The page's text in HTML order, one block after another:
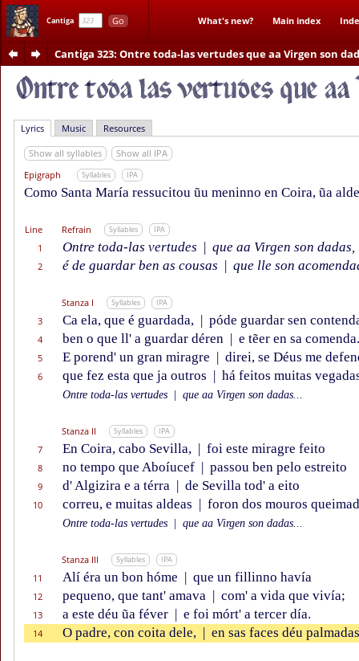
Cantiga Go What's new? Main index
Cantiga 323: Ontre toda-las vertudes que aa Virgen son
Lyrics Music Resources
Show all syllables
Show all IPA
Epigraph
Syllables IPA
Como Santa María ressucitou ũu meninno en Coira, ũa
Line Refrain Syllables IPA
1 Ontre toda-las vertudes | que aa Virgen son dadas,
2 é de guardar ben as cousas | que lle son
Stanza I Syllables IPA
3 Ca ela, que é guardada, | póde guardar sen
4 ben o que ll' a guardar déren | e tẽer en sa comenda.
5 E porend' un gran miragre | direi, se Déus me
6 que fez esta que ja outros | há feitos muitas
Ontre toda-las vertudes que aa Virgen son dadas...
Stanza II Syllables IPA
7 En Coira, cabo Sevilla, | foi este miragre feito
8 no tempo que Aboíucef | passou ben pelo estreito
9 d' Algizira e a térra | de Sevilla tod' a eito
10 correu, e muitas aldeas | foron dos mouros
Ontre toda-las vertudes que aa Virgen son dadas...
Stanza III Syllables IPA
11 Alí éra un bon hóme | que un fillinno havía
12 pequeno, que tant' amava | com' a vida que vivía;
13 a este déu ũa féver | e foi mórt' a tercer día.
14 O padre, con coita dele, | en sas faces déu palmadas